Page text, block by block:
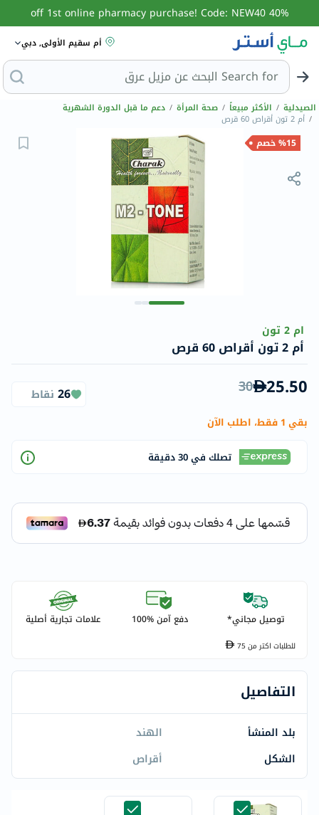
40% off 1st online pharmacy purchase! Code: NEW40
أم سقيم الأولى, دبي
Search for البحث عن مزيل عر
الصيدلية / الأكثر مبيعاً / صحة المرأة / دعم ما قبل الدورة الشهرية
/ أم 2 تون أقراص 60 قرص
%15 خصم
ام 2 تون
أم 2 تون أقراص 60 قرص
25.50
30
26 نقاط
بقي 1 فقط، اطلب الآن
تصلك في 30 دقيقة
توصيل مجاني* دفع آمن %100 علامات تجارية أصلية
للطلبات اكتر من75
التفاصيل
بلد المنشأ
الهند
الشكل
أقراص